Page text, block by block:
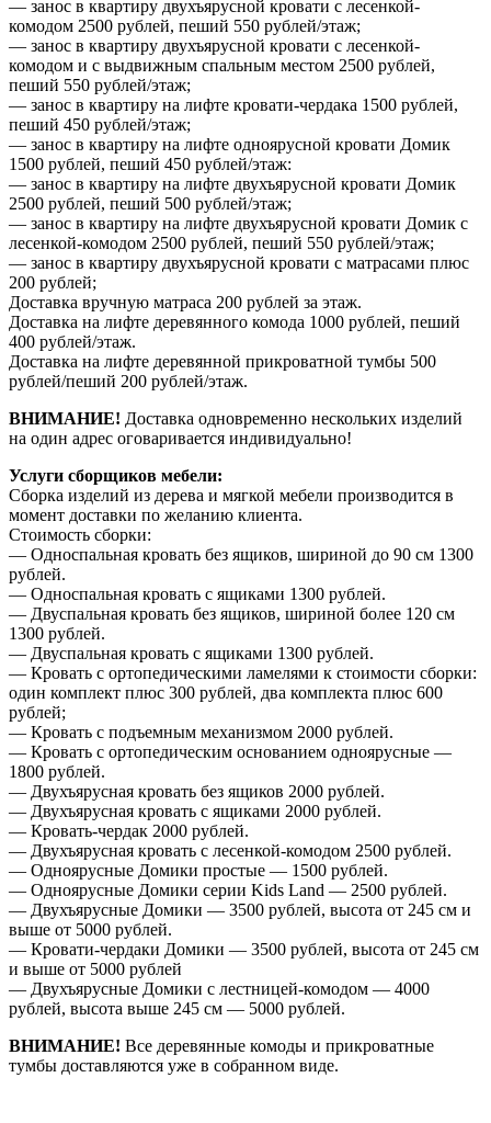
— занос в квартиру двухъярусной кровати с лесенкой-
комодом 2500 рублей, пеший 550 рублей/этаж;
— занос в квартиру двухъярусной кровати с лесенкой-
комодом и с выдвижным спальным местом 2500 рублей,
пеший 550 рублей/этаж;
— занос в квартиру на лифте кровати-чердака 1500 рублей,
пеший 450 рублей/этаж;
— занос в квартиру на лифте одноярусной кровати Домик
1500 рублей, пеший 450 рублей/этаж:
— занос в квартиру на лифте двухъярусной кровати Домик
2500 рублей, пеший 500 рублей/этаж;
— занос в квартиру на лифте двухъярусной кровати Домик с
лесенкой-комодом 2500 рублей, пеший 550 рублей/этаж;
— занос в квартиру двухъярусной кровати с матрасами плюс
200 рублей;
Доставка вручную матраса 200 рублей за этаж.
Доставка на лифте деревянного комода 1000 рублей, пеший
400 рублей/этаж.
Доставка на лифте деревянной прикроватной тумбы 500
рублей/пеший 200 рублей/этаж.
ВНИМАНИЕ! Доставка одновременно нескольких изделий
на один адрес оговаривается индивидуально!
Услуги сборщиков мебели:
Сборка изделий из дерева и мягкой мебели производится в
момент доставки по желанию клиента.
Стоимость сборки:
— Односпальная кровать без ящиков, шириной до 90 см 1300
рублей.
— Односпальная кровать с ящиками 1300 рублей.
— Двуспальная кровать без ящиков, шириной более 120 см
1300 рублей.
— Двуспальная кровать с ящиками 1300 рублей.
— Кровать с ортопедическими ламелями к стоимости сборки:
один комплект плюс 300 рублей, два комплекта плюс 600
рублей;
— Кровать с подъемным механизмом 2000 рублей.
— Кровать с ортопедическим основанием одноярусные —
1800 рублей.
— Двухъярусная кровать без ящиков 2000 рублей.
— Двухъярусная кровать с ящиками 2000 рублей.
— Кровать-чердак 2000 рублей.
— Двухъярусная кровать с лесенкой-комодом 2500 рублей.
— Одноярусные Домики простые — 1500 рублей.
— Одноярусные Домики серии Kids Land — 2500 рублей.
— Двухъярусные Домики — 3500 рублей, высота от 245 см и
выше от 5000 рублей.
— Кровати-чердаки Домики — 3500 рублей, высота от 245 см
и выше от 5000 рублей
— Двухъярусные Домики с лестницей-комодом — 4000
рублей, высота выше 245 см — 5000 рублей.
ВНИМАНИЕ! Все деревянные комоды и прикроватные
тумбы доставляются уже в собранном виде.